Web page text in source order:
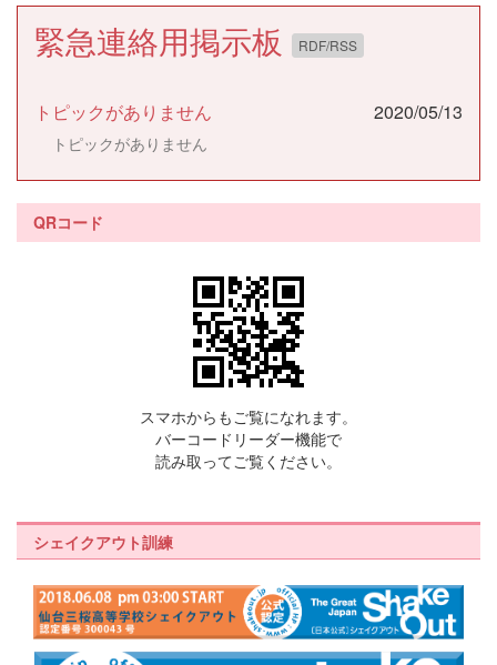
緊急連絡用掲示板 RDF/RSS
トピックがありません 2020/05/13
トピックがありません
QRコード
スマホからもご覧になれます。
バーコードリーダー機能で
読み取ってご覧ください。
シェイクアウト訓練